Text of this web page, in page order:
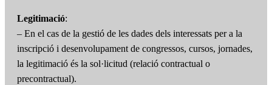
Legitimació:
– En el cas de la gestió de les dades dels interessats per a la
inscripció i desenvolupament de congressos, cursos, jornades,
la legitimació és la sol·licitud (relació contractual o
precontractual).